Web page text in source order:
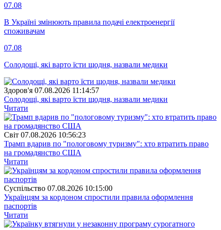
07.08
В Україні змінюють правила подачі електроенергії
споживачам
07.08
Солодощі, які варто їсти щодня, назвали медики
Здоров'я 07.08.2026 11:14:57
Солодощі, які варто їсти щодня, назвали медики
Читати
Свiт 07.08.2026 10:56:23
Трамп вдарив по "пологовому туризму": хто втратить право
на громадянство США
Читати
Суспiльство 07.08.2026 10:15:00
Українцям за кордоном спростили правила оформлення
паспортів
Читати